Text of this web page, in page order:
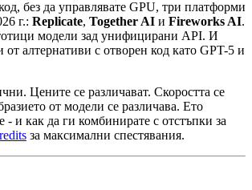
без да управлявате GPU, три платформи
г.: Replicate, Together AI и Fireworks AI.
модели зад унифицирани API. И
от алтернативи с отворен код като GPT-5 и
Цените се различават. Скоростта се
от модели се различава. Ето
- и как да ги комбинирате с отстъпки за
за максимални спестявания.